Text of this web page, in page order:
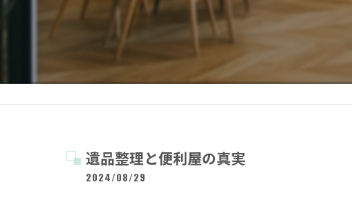
遺品整理と便利屋の真実
2024/08/29